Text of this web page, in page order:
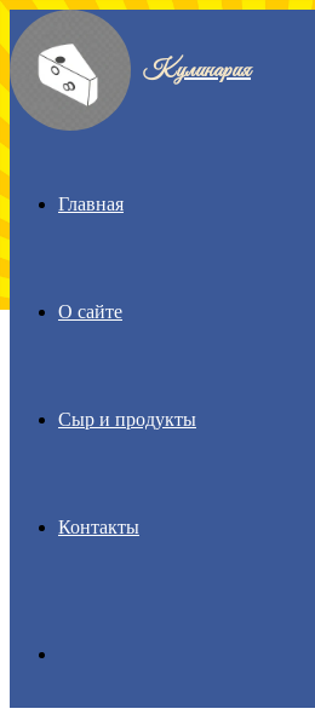
Menu Кулинария
Главная
О сайте
Сыр и продукты
Контакты